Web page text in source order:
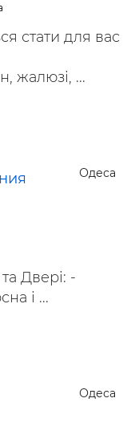
стати для вас
жалюзі, ...
Одеса
-
і ...
Одеса